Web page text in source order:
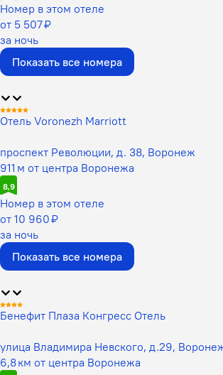
Номер в этом отеле
от 5 507 ₽
за ночь
Показать все номера
Отель Voronezh Marriott
проспект Революции, д. 38, Воронеж
911 м от центра Воронежа
8,9
Номер в этом отеле
от 10 960 ₽
за ночь
Показать все номера
Бенефит Плаза Конгресс Отель
улица Владимира Невского, д.29,
6,8 км от центра Воронежа